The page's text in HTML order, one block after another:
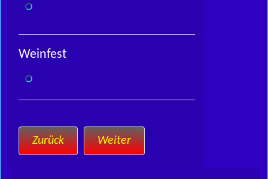
Weinfest
Zurück Weiter